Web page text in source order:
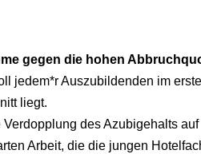
gegen die hohen
jedem*r Auszubildenden im
liegt.
des Azubigehalts
Arbeit, die die jungen